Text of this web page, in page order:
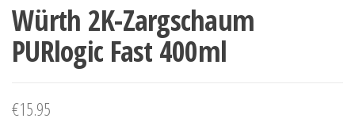
Würth 2K-Zargschaum
PURlogic Fast 400ml
€15.95